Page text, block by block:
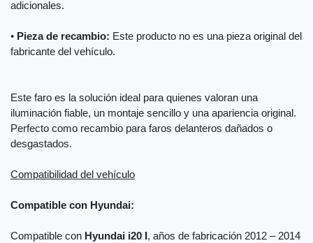
adicionales.
• Pieza de recambio: Este producto no es una pieza original del
fabricante del vehículo.
Este faro es la solución ideal para quienes valoran una
iluminación fiable, un montaje sencillo y una apariencia original.
Perfecto como recambio para faros delanteros dañados o
desgastados.
Compatibilidad del vehículo
Compatible con Hyundai:
Compatible con Hyundai i20 I , años de fabricación 2012 – 2014